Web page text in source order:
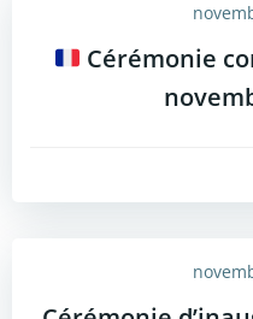
Cérémonie